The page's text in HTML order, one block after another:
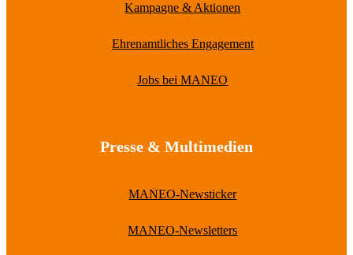
Kampagne & Aktionen
Ehrenamtliches Engagement
Jobs bei MANEO
Presse & Multimedien
MANEO-Newsticker
MANEO-Newsletters